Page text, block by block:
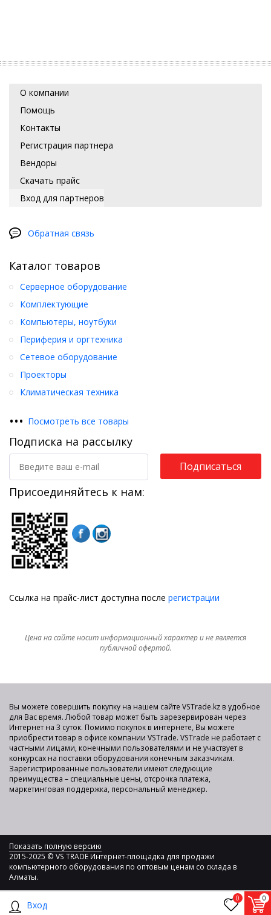
Вход
0 0
О компании
Помощь
Контакты
Регистрация партнера
Вендоры
Скачать прайс
Вход для партнеров
Обратная связь
Каталог товаров
Серверное оборудование
Комплектующие
Компьютеры, ноутбуки
Периферия и оргтехника
Сетевое оборудование
Проекторы
Климатическая техника
••• Посмотреть все товары
Подписка на рассылку
Подписаться
Присоединяйтесь к нам:
Ссылка на прайс-лист доступна после регистрации
Цена на сайте носит информационный характер и не является
публичной офертой.
Вы можете совершить покупку на нашем сайте VSTrade.kz в удобное
для Вас время. Любой товар может быть зарезервирован через
Интернет на 3 суток. Помимо покупок в интернете, Вы можете
приобрести товар в офисе компании VSTrade. VSTrade не работает с
частными лицами, конечными пользователями и не участвует в
конкурсах на поставки оборудования конечным заказчикам.
Зарегистрированные пользователи имеют следующие
преимущества – специальные цены, отсрочка платежа,
маркетинговая поддержка, персональный менеджер.
Показать полную версию
2015-2025 © VS TRADE Интернет-площадка для продажи
компьютерного оборудования по оптовым ценам со склада в
Алматы.